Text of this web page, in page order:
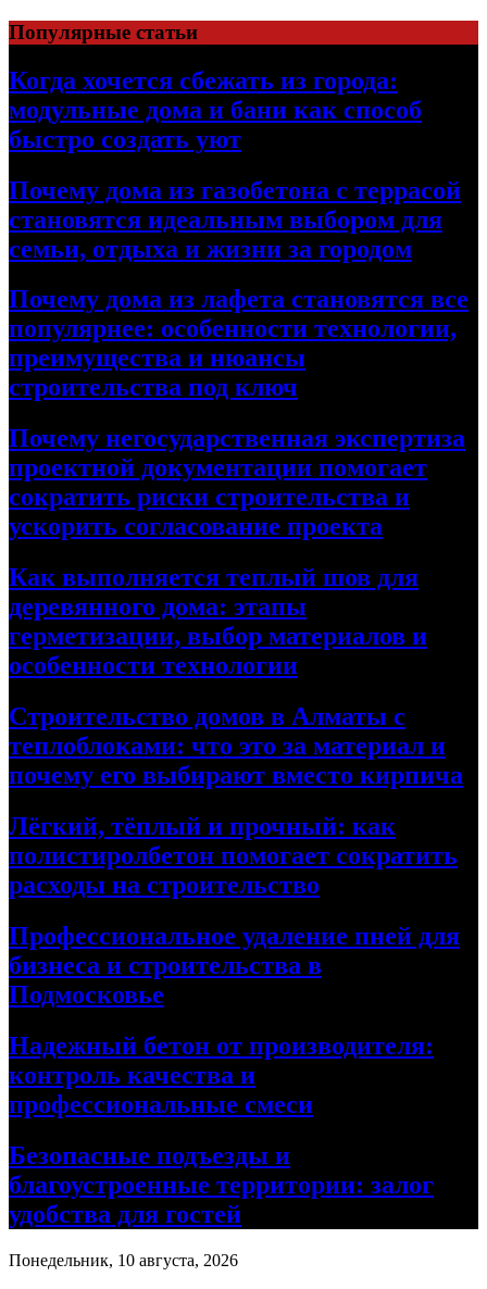
Перейти
к
содержимому
Популярные статьи
Когда хочется сбежать из города:
модульные дома и бани как способ
быстро создать уют
Почему дома из газобетона с террасой
становятся идеальным выбором для
семьи, отдыха и жизни за городом
Почему дома из лафета становятся все
популярнее: особенности технологии,
преимущества и нюансы
строительства под ключ
Почему негосударственная экспертиза
проектной документации помогает
сократить риски строительства и
ускорить согласование проекта
Как выполняется теплый шов для
деревянного дома: этапы
герметизации, выбор материалов и
особенности технологии
Строительство домов в Алматы с
теплоблоками: что это за материал и
почему его выбирают вместо кирпича
Лёгкий, тёплый и прочный: как
полистиролбетон помогает сократить
расходы на строительство
Профессиональное удаление пней для
бизнеса и строительства в
Подмосковье
Надежный бетон от производителя:
контроль качества и
профессиональные смеси
Безопасные подъезды и
благоустроенные территории: залог
удобства для гостей
Понедельник, 10 августа, 2026